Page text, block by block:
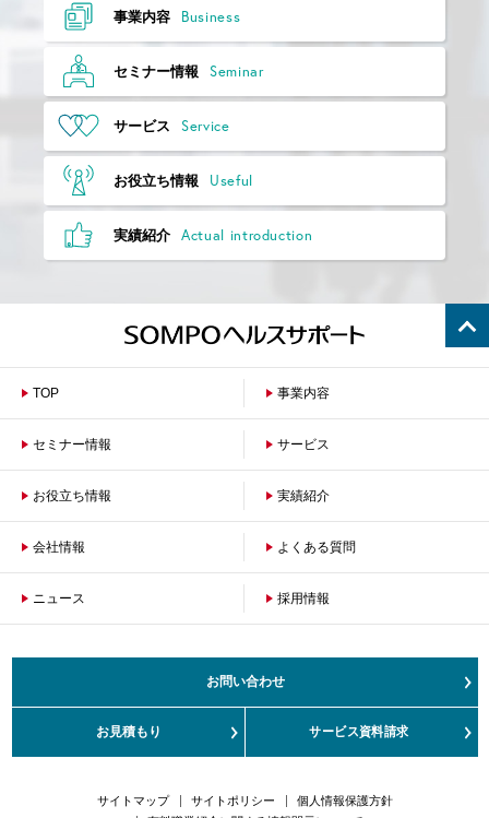
事業内容 Business
セミナー情報 Seminar
サービス Service
お役立ち情報 Useful
実績紹介 Actual introduction
TOP 事業内容
セミナー情報 サービス
保険者のお客さまへ 企業のお客さまへ
お役立ち情報 実績紹介
会社情報
会社概要 沿革
よくある質問
ニュース 採用情報
お問い合わせ
お見積もり サービス資料請求
サイトマップ サイトポリシー
個人情報保護方針